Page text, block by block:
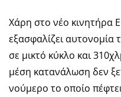
Χάρη στο νέο κινητήρα
εξασφαλίζει αυτονομία
σε μικτό κύκλο και
μέση κατανάλωση δεν
νούμερο το οποίο